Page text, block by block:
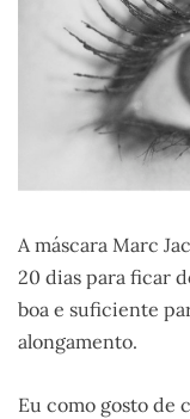
A máscara Marc
20 dias para ficar
boa e suficiente
alongamento.
Eu como gosto de